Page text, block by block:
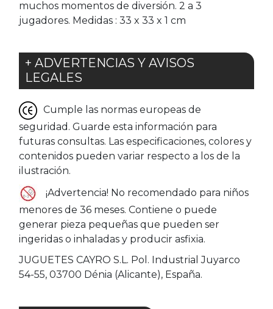
muchos momentos de diversión. 2 a 3
jugadores. Medidas : 33 x 33 x 1 cm
+ ADVERTENCIAS Y AVISOS
LEGALES
Cumple las normas europeas de
seguridad. Guarde esta información para
futuras consultas. Las especificaciones, colores y
contenidos pueden variar respecto a los de la
ilustración.
¡Advertencia! No recomendado para niños
menores de 36 meses. Contiene o puede
generar pieza pequeñas que pueden ser
ingeridas o inhaladas y producir asfixia.
JUGUETES CAYRO S.L. Pol. Industrial Juyarco
54-55, 03700 Dénia (Alicante), España.